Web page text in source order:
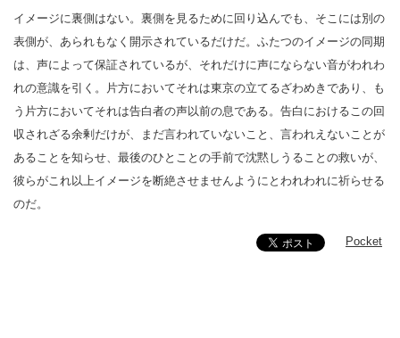
イメージに裏側はない。裏側を見るために回り込んでも、そこには別の
表側が、あられもなく開示されているだけだ。ふたつのイメージの同期
は、声によって保証されているが、それだけに声にならない音がわれわ
れの意識を引く。片方においてそれは東京の立てるざわめきであり、も
う片方においてそれは告白者の声以前の息である。告白におけるこの回
収されざる余剰だけが、まだ言われていないこと、言われえないことが
あることを知らせ、最後のひとことの手前で沈黙しうることの救いが、
彼らがこれ以上イメージを断絶させませんようにとわれわれに祈らせる
のだ。
Pocket